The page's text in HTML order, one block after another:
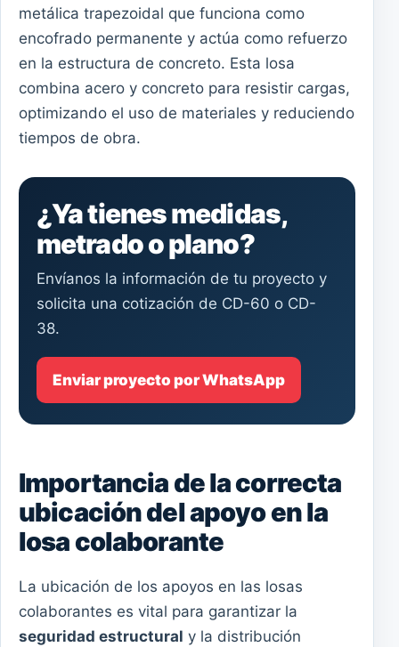
metálica trapezoidal que funciona como
encofrado permanente y actúa como refuerzo
en la estructura de concreto. Esta losa
combina acero y concreto para resistir cargas,
optimizando el uso de materiales y reduciendo
tiempos de obra.
¿Ya tienes medidas,
metrado o plano?
Envíanos la información de tu proyecto y
solicita una cotización de CD-60 o CD-
38.
Enviar proyecto por WhatsApp
Importancia de la correcta
ubicación del apoyo en la
losa colaborante
La ubicación de los apoyos en las losas
colaborantes es vital para garantizar la
seguridad estructural y la distribución